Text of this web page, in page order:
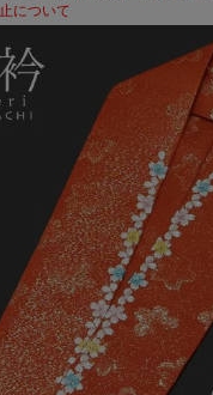
について